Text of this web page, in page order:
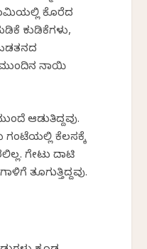
ಕೊರೆದ
ಕುಡಿಕೆಗಳು,
ಬಡತನದ
ನಾಯಿ
ಆಡುತಿದ್ದವು.
ಗಂಟೆಯಲ್ಲಿ ಕೆಲಸಕ್ಕೆ
ಗೇಟು ದಾಟಿ
ತೂಗುತ್ತಿದ್ದವು.